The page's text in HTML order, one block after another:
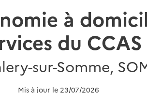
à
du CCAS
sur-Somme,
Mis à jour le 23/07/2026